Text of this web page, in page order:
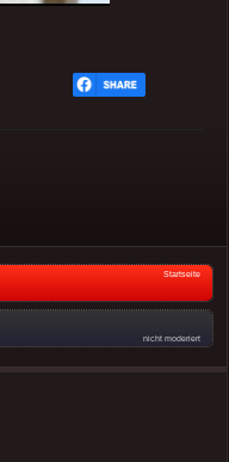
Startseite
nicht moderiert